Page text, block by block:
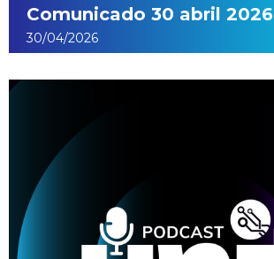
Comunicado 30 abril 2026
30/04/2026